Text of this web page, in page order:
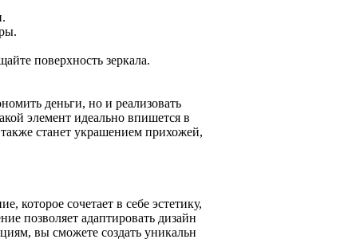
поверхность зеркала.
деньги, но и реализовать
элемент идеально впишется в
станет украшением прихожей,
которое сочетает в себе эстетику,
позволяет адаптировать дизайн
вы сможете создать уникальн